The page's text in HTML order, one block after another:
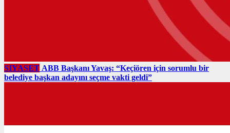
SIYASET ABB Başkanı Yavaş: “Keçiören için sorumlu bir
belediye başkan adayını seçme vakti geldi”